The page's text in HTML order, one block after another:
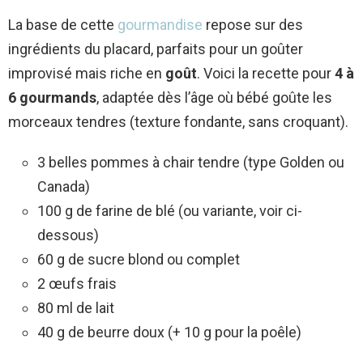
La base de cette gourmandise repose sur des
ingrédients du placard, parfaits pour un goûter
improvisé mais riche en goût. Voici la recette pour4 à
6 gourmands, adaptée dès l’âge où bébé goûte les
morceaux tendres (texture fondante, sans croquant).
3 belles pommes à chair tendre (type Golden ou
Canada)
100 g de farine de blé (ou variante, voir ci-
dessous)
60 g de sucre blond ou complet
2 œufs frais
80 ml de lait
40 g de beurre doux (+ 10 g pour la poêle)